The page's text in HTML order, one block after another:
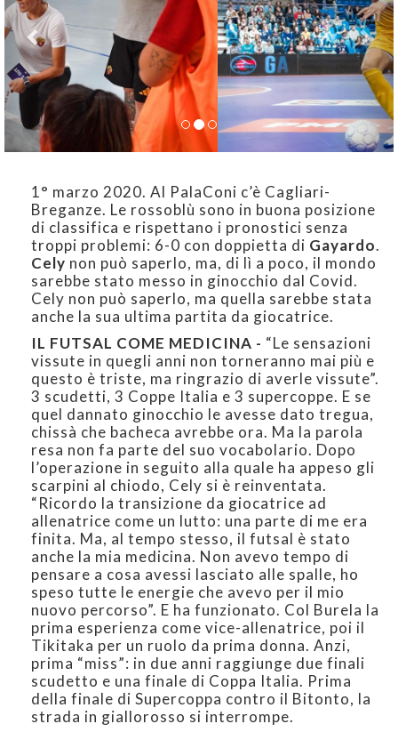
1° marzo 2020. Al PalaConi c’è Cagliari-
Breganze. Le rossoblù sono in buona posizione
di classifica e rispettano i pronostici senza
troppi problemi: 6-0 con doppietta di Gayardo.
Cely non può saperlo, ma, di lì a poco, il mondo
sarebbe stato messo in ginocchio dal Covid.
Cely non può saperlo, ma quella sarebbe stata
anche la sua ultima partita da giocatrice.
IL FUTSAL COME MEDICINA - “Le sensazioni
vissute in quegli anni non torneranno mai più e
questo è triste, ma ringrazio di averle vissute”.
3 scudetti, 3 Coppe Italia e 3 supercoppe. E se
quel dannato ginocchio le avesse dato tregua,
chissà che bacheca avrebbe ora. Ma la parola
resa non fa parte del suo vocabolario. Dopo
l’operazione in seguito alla quale ha appeso gli
scarpini al chiodo, Cely si è reinventata.
“Ricordo la transizione da giocatrice ad
allenatrice come un lutto: una parte di me era
finita. Ma, al tempo stesso, il futsal è stato
anche la mia medicina. Non avevo tempo di
pensare a cosa avessi lasciato alle spalle, ho
speso tutte le energie che avevo per il mio
nuovo percorso”. E ha funzionato. Col Burela la
prima esperienza come vice-allenatrice, poi il
Tikitaka per un ruolo da prima donna. Anzi,
prima “miss”: in due anni raggiunge due finali
scudetto e una finale di Coppa Italia. Prima
della finale di Supercoppa contro il Bitonto, la
strada in giallorosso si interrompe.